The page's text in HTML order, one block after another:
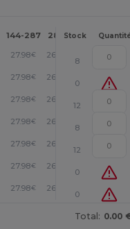
144-287 288 + Plus
Stock
27.98€ 26.82
8
27.98€ 26.82
0
27.98€ 26.82
12
27.98€ 26.82
8
27.98€ 26.82
12
27.98€ 26.82
0
27.98€ 26.82
0
Total: 0.00